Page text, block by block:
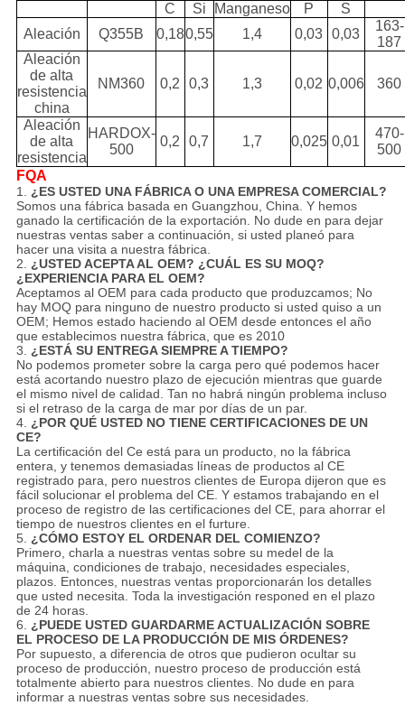
C Si Manganeso P
S
Aleación
Q355B 0,180,55 1,4 0,03 0,03
163-
187
Aleación
de alta
resistencia
china
NM360 0,2 0,3 1,3 0,02 0,006 360
Aleación
de alta
resistencia
HARDOX-
500
0,2 0,7 1,7 0,025 0,01
470-
500
FQA
1. ¿ES USTED UNA FÁBRICA O UNA EMPRESA COMERCIAL?
Somos una fábrica basada en Guangzhou, China. Y hemos
ganado la certificación de la exportación. No dude en para dejar
nuestras ventas saber a continuación, si usted planeó para
hacer una visita a nuestra fábrica.
2. ¿USTED ACEPTA AL OEM? ¿CUÁL ES SU MOQ?
¿EXPERIENCIA PARA EL OEM?
Aceptamos al OEM para cada producto que produzcamos; No
hay MOQ para ninguno de nuestro producto si usted quiso a un
OEM; Hemos estado haciendo al OEM desde entonces el año
que establecimos nuestra fábrica, que es 2010
3. ¿ESTÁ SU ENTREGA SIEMPRE A TIEMPO?
No podemos prometer sobre la carga pero qué podemos hacer
está acortando nuestro plazo de ejecución mientras que guarde
el mismo nivel de calidad. Tan no habrá ningún problema incluso
si el retraso de la carga de mar por días de un par.
4. ¿POR QUÉ USTED NO TIENE CERTIFICACIONES DE UN
CE?
La certificación del Ce está para un producto, no la fábrica
entera, y tenemos demasiadas líneas de productos al CE
registrado para, pero nuestros clientes de Europa dijeron que es
fácil solucionar el problema del CE. Y estamos trabajando en el
proceso de registro de las certificaciones del CE, para ahorrar el
tiempo de nuestros clientes en el furture.
5. ¿CÓMO ESTOY EL ORDENAR DEL COMIENZO?
Primero, charla a nuestras ventas sobre su medel de la
máquina, condiciones de trabajo, necesidades especiales,
plazos. Entonces, nuestras ventas proporcionarán los detalles
que usted necesita. Toda la investigación responed en el plazo
de 24 horas.
6. ¿PUEDE USTED GUARDARME ACTUALIZACIÓN SOBRE
EL PROCESO DE LA PRODUCCIÓN DE MIS ÓRDENES?
Por supuesto, a diferencia de otros que pudieron ocultar su
proceso de producción, nuestro proceso de producción está
totalmente abierto para nuestros clientes. No dude en para
informar a nuestras ventas sobre sus necesidades.